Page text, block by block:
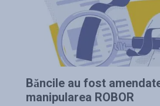
Băncile au fost
manipularea ROBOR